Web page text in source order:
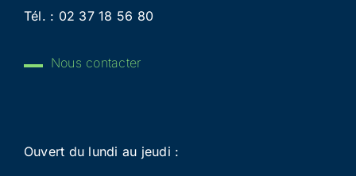
Tél. : 02 37 18 56 80
Nous contacter
Ouvert du lundi au jeudi :